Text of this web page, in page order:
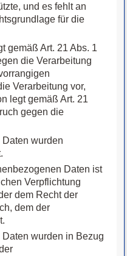
und es fehlt an
für die
gemäß Art. 21 Abs. 1
die Verarbeitung
Verarbeitung vor,
legt gemäß Art. 21
gegen die
wurden
Daten ist
Verpflichtung
dem Recht der
dem der
wurden in Bezug